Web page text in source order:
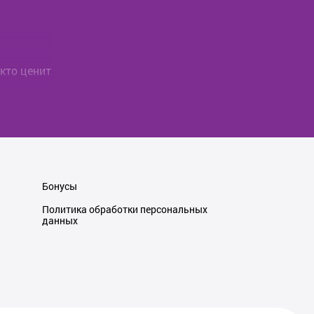
ценит
Бонусы
Политика обработки персональных
данных